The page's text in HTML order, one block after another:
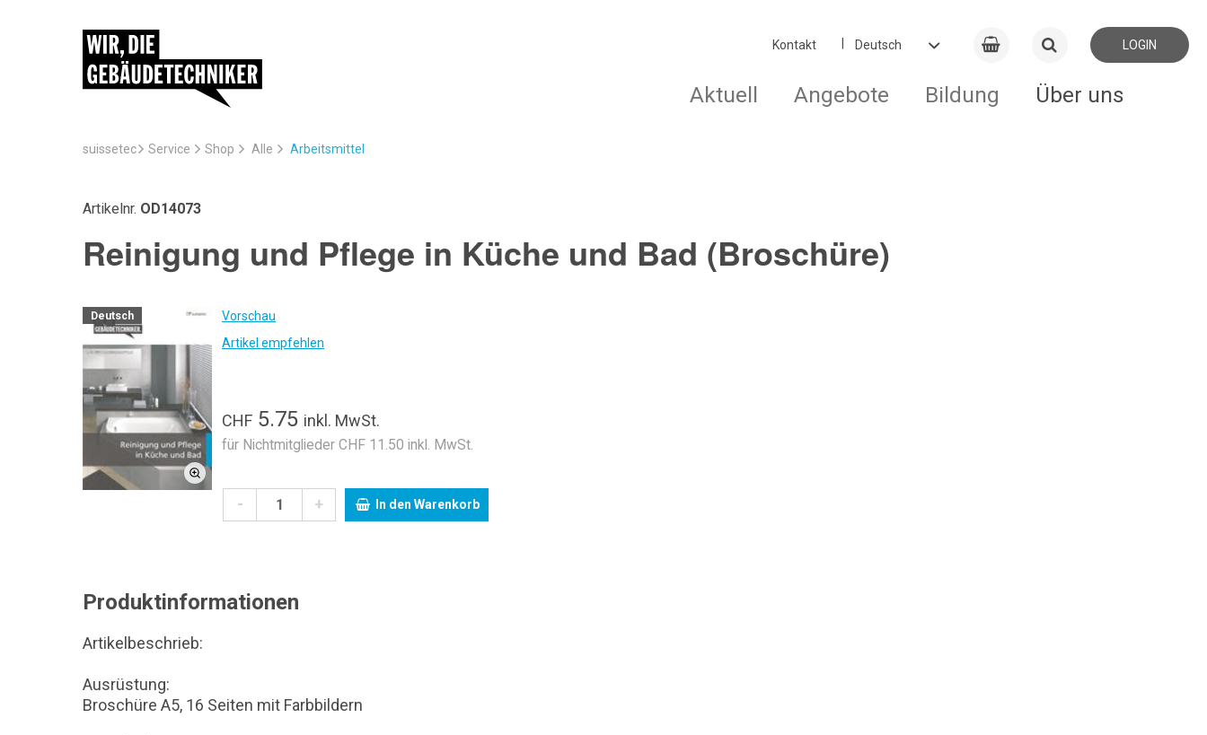
Kontakt LOGIN
Aktuell Angebote Bildung Über uns
suissetec Service Shop Alle Arbeitsmittel
Artikelnr. OD14073
Reinigung und Pflege in Küche und Bad (Broschüre)
Deutsch
Vorschau
Artikel empfehlen
CHF 5.75 inkl. MwSt.
für Nichtmitglieder CHF 11.50 inkl. MwSt.
- + In den Warenkorb
Produktinformationen
Artikelbeschrieb:
Ausrüstung:
Broschüre A5, 16 Seiten mit Farbbildern